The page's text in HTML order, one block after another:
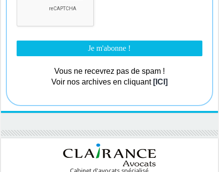
Vous ne recevrez pas de spam !
Voir nos archives en cliquant [ICI]